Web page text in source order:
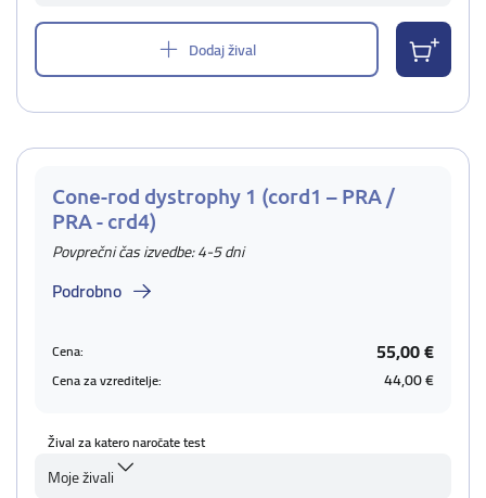
Dodaj žival
Cone-rod dystrophy 1 (cord1 – PRA /
PRA - crd4)
Povprečni čas izvedbe: 4-5 dni
Podrobno
Cena: 55,00 €
Cena za vzreditelje: 44,00 €
Žival za katero naročate test
Moje živali